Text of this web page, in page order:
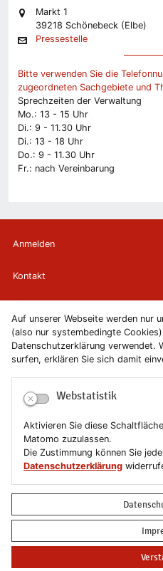
Auf unserer Webseite werden nur
(also nur systembedingte
Datenschutzerklärung verwendet.
surfen, erklären Sie sich damit
Webstatistik
Aktivieren Sie diese
Matomo zuzulassen.
Die Zustimmung können Sie
Datenschutzerklärung
Markt 1
39218 Schönebeck (Elbe)
Pressestelle
Bitte verwenden Sie die
zugeordneten Sachgebiete und
Sprechzeiten der Verwaltung
Mo.: 13 - 15 Uhr
Di.: 9 - 11.30 Uhr
Di.: 13 - 18 Uhr
Do.: 9 - 11.30 Uhr
Fr.: nach Vereinbarung
Anmelden
Kontakt
Newsletterabmeldung
Datenschutzerklärung
Erklärung zur Barrierefreiheit
Leichte Sprache
Copyright © 2019-2026